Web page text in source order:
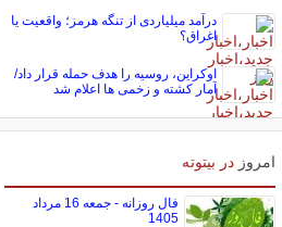
درآمد میلیاردی از تنگه هرمز؛ واقعیت یا
اغراق؟
اوکراین، روسیه را هدف حمله قرار داد/
آمار کشته و زخمی ها اعلام شد
امروز در بیتوته
فال روزانه - جمعه 16 مرداد
1405